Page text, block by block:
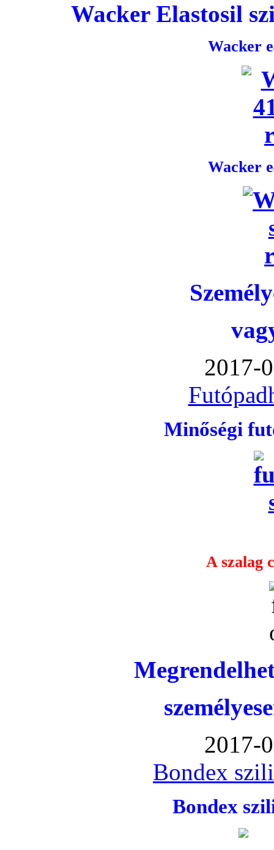
Wacker Elastosil
Wacker
Wacker
2017-
Minőségi
A szalag
2017-
Bondex
Bondex